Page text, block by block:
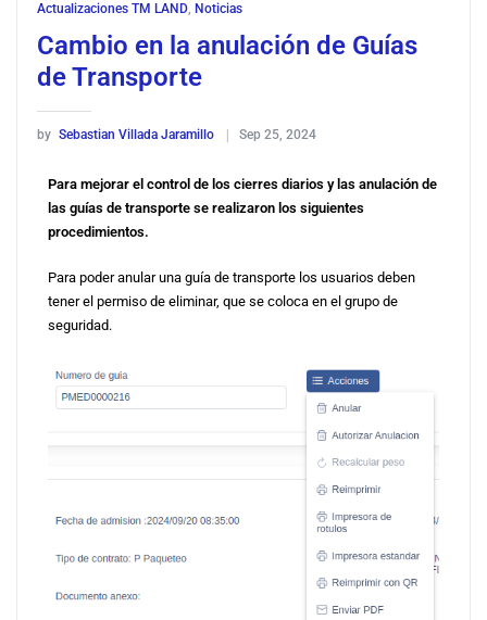
Actualizaciones TM LAND, Noticias
Cambio en la anulación de Guías
de Transporte
by Sebastian Villada Jaramillo Sep 25, 2024
Para mejorar el control de los cierres diarios y las anulación de
las guías de transporte se realizaron los siguientes
procedimientos.
Para poder anular una guía de transporte los usuarios deben
tener el permiso de eliminar, que se coloca en el grupo de
seguridad.